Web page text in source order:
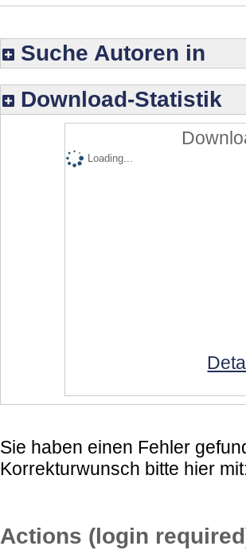
Suche Autoren in
Download-Statistik
Loading...
Sie haben einen Fehler
Korrekturwunsch bitte hier
Actions (login